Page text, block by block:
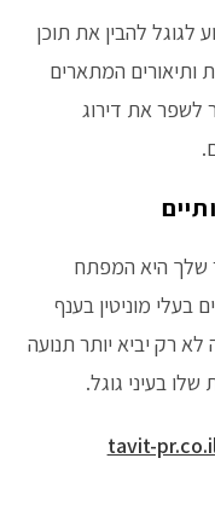
להבין את תוכן
המתארים
לשפר את דירוג
שלך היא המפתח
בעלי מוניטין בענף
רק יביא יותר תנועה
בעיני גוגל.
tavit-